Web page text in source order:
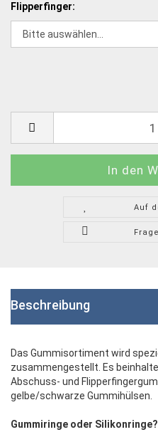
Flipperfinger:
Auf
Beschreibung
Das Gummisortiment wird
zusammengestellt. Es
Abschuss- und
gelbe/schwarze Gummihülsen.
Gummiringe oder Silikonringe?